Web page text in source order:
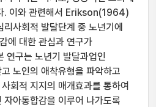
. 이와 관련해서 Erikson(1964)
사회적 발달단계 중 노년기에
에 대한 관심과 연구가
연구는 노년기 발달과업인
노인의 애착유형을 파악하고
회적 지지의 매개효과를 통하여
아통합감을 이루어 나가도록